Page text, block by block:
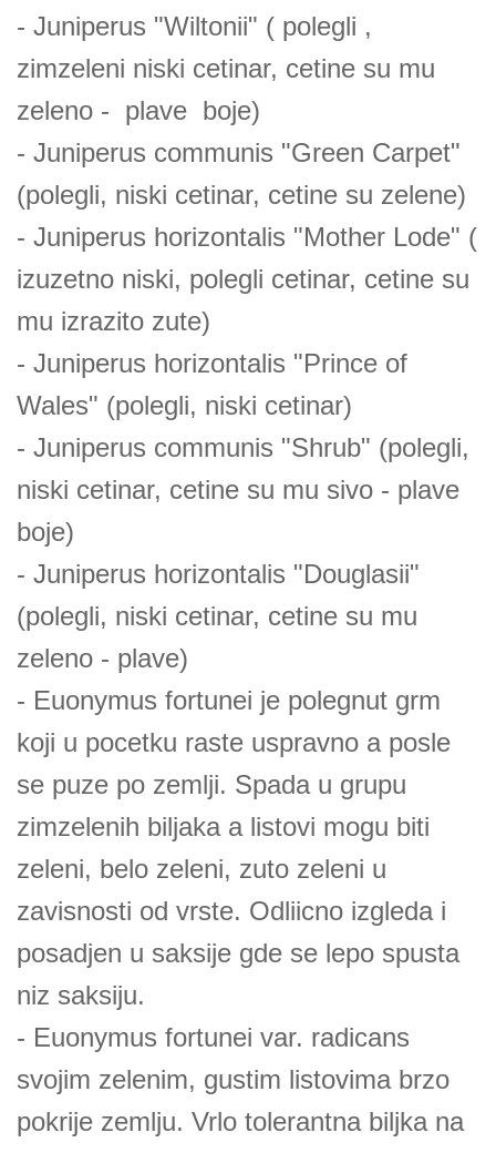
- Juniperus "Wiltonii" ( polegli ,
zimzeleni niski cetinar, cetine su mu
zeleno - plave boje)
- Juniperus communis "Green Carpet"
(polegli, niski cetinar, cetine su zelene)
- Juniperus horizontalis "Mother Lode" (
izuzetno niski, polegli cetinar, cetine su
mu izrazito zute)
- Juniperus horizontalis "Prince of
Wales" (polegli, niski cetinar)
- Juniperus communis "Shrub" (polegli,
niski cetinar, cetine su mu sivo - plave
boje)
- Juniperus horizontalis "Douglasii"
(polegli, niski cetinar, cetine su mu
zeleno - plave)
- Euonymus fortunei je polegnut grm
koji u pocetku raste uspravno a posle
se puze po zemlji. Spada u grupu
zimzelenih biljaka a listovi mogu biti
zeleni, belo zeleni, zuto zeleni u
zavisnosti od vrste. Odliicno izgleda i
posadjen u saksije gde se lepo spusta
niz saksiju.
- Euonymus fortunei var. radicans
svojim zelenim, gustim listovima brzo
pokrije zemlju. Vrlo tolerantna biljka na